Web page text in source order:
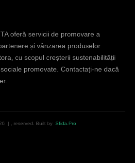
oferă servicii de promovare a
și vânzarea produselor
cu scopul creșterii sustenabilității
promovate. Contactați-ne dacă
| , reserved. Built by Sfida.Pro